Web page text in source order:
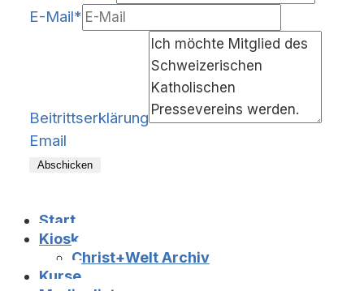
E-Mail*
Beitrittserklärung
Email
Abschicken
Start
Kiosk
Christ+Welt Archiv
Kurse